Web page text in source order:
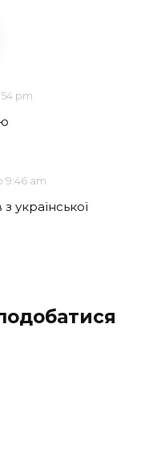
pm
9:46 am
української